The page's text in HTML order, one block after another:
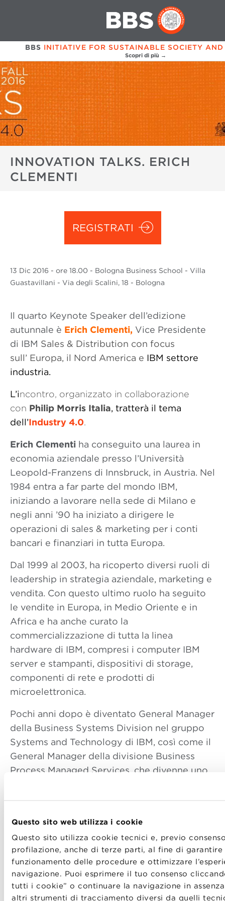
Questo sito web utilizza i cookie
Questo sito utilizza cookie tecnici e, previo
profilazione, anche di terze parti, al fine di
funzionamento delle procedure e ottimizzare
navigazione. Puoi esprimere il tuo consenso
tutti i cookie” o continuare la navigazione in
altri strumenti di tracciamento diversi da quelli
BBS INITIATIVE FOR SUSTAINABLE SOCIETY AND
Scopri di più →
INNOVATION TALKS. ERICH
CLEMENTI
REGISTRATI
13 Dic 2016 - ore 18.00 - Bologna Business School - Villa
Guastavillani - Via degli Scalini, 18 - Bologna
Il quarto Keynote Speaker dell’edizione
autunnale è Erich Clementi, Vice Presidente
di IBM Sales & Distribution con focus
sull’ Europa, il Nord America e IBM settore
industria.
L’incontro, organizzato in collaborazione
con Philip Morris Italia, tratterà il tema
dell’Industry 4.0.
Erich Clementi ha conseguito una laurea in
economia aziendale presso l’Università
Leopold-Franzens di Innsbruck, in Austria. Nel
1984 entra a far parte del mondo IBM,
iniziando a lavorare nella sede di Milano e
negli anni ’90 ha iniziato a dirigere le
operazioni di sales & marketing per i conti
bancari e finanziari in tutta Europa.
Dal 1999 al 2003, ha ricoperto diversi ruoli di
leadership in strategia aziendale, marketing e
vendita. Con questo ultimo ruolo ha seguito
le vendite in Europa, in Medio Oriente e in
Africa e ha anche curato la
commercializzazione di tutta la linea
hardware di IBM, compresi i computer IBM
server e stampanti, dispositivi di storage,
componenti di rete e prodotti di
microelettronica.
Pochi anni dopo è diventato General Manager
della Business Systems Division nel gruppo
Systems and Technology di IBM, così come il
General Manager della divisione Business
Process Managed Services, che divenne uno
ricoprire il ruolo che ha ora.